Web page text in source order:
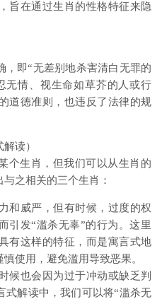
旨在通过生肖的性格特征来隐
，即“无差别地杀害清白无罪的
无情、视生命如草芥的人或行
道德准则，也违反了法律的规
读）
个生肖，但我们可以从生肖的
之相关的三个生肖：
和威严，但有时候，过度的权
引发“滥杀无辜”的行为。这里
有这样的特征，而是寓言式地
使用，避免滥用导致恶果。
候也会因为过于冲动或缺乏判
式解读中，我们可以将“滥杀无